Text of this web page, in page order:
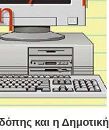
και η Δημοτική